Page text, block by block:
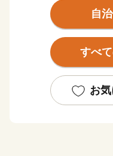
ので年間通じて住み
「とうみ」とも読め
しれない。でもとに
新幹線をつかえば、
上信越道自動車道東
自
すべ
お